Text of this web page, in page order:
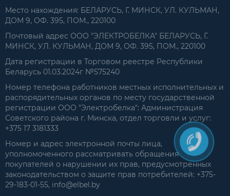
Место нахождения: БЕЛАРУСЬ, Г. МИНСК, УЛ. КУЛЬМАН,
ДОМ 9, ОФ. 395, ПОМ., 220100
Почтовый адрес ООО "ЭЛЕКТРОБЕЛКА" БЕЛАРУСЬ, Г.
МИНСК, УЛ. КУЛЬМАН, ДОМ 9, ОФ. 395, ПОМ., 220100
Дата регистрации в Торговом реестре Республики
Беларусь 01.03.2024г №575240
Номер телефона работников местных исполнительных и
распорядительных органов по месту государственной
регистрации ООО "Электробелка": Администрация
Советского района г. Минска, отдел торговли и услуг:
+375 17 3181333
Номер и адрес электронной почты лица,
уполномоченного рассматривать обращения
покупателей о нарушении их прав, предусмотренных
законодательством о защите прав потребителей: +375-
29-183-01-55, info@elbel.by